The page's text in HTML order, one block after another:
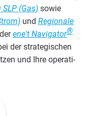
SLP (Gas) sowie
und Regio­na­le
ene't Navi­ga­tor®
der stra­te­gi­schen
und Ihre ope­ra­ti­